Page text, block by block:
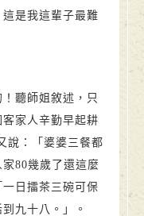
是我這輩子最難
聽師姐敘述，只
家人辛勤早起耕
說：「婆婆三餐都
80幾歲了還這麼
日擂茶三碗可保
九十八。」。